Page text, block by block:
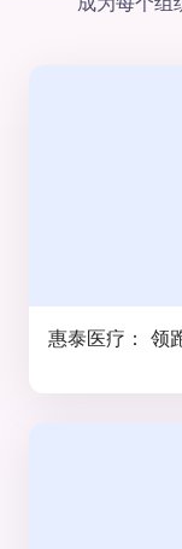
惠泰医疗： 领